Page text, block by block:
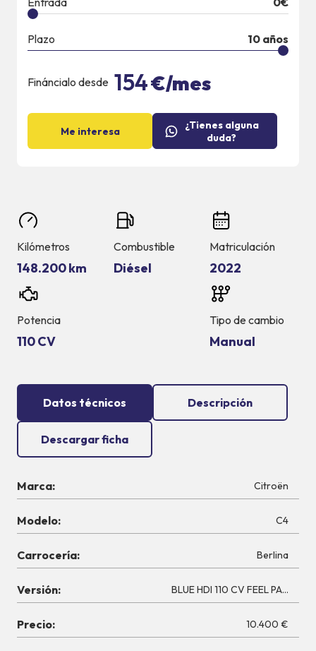
Plazo 10 años
Fináncialo desde 154€/mes
Me interesa
¿Tienes alguna
duda?
Kilómetros
148.200 km
Combustible
Diésel
Matriculación
2022
Potencia
110 CV
Tipo de cambio
Manual
Datos técnicos Descripción
Descargar ficha
Marca: Citroën
Modelo: C4
Carrocería: Berlina
Versión: BLUE HDI 110 CV FEEL PACK
Precio: 10.400 €